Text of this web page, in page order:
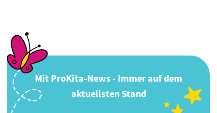
Mit ProKita-News - Immer auf dem
aktuellsten Stand